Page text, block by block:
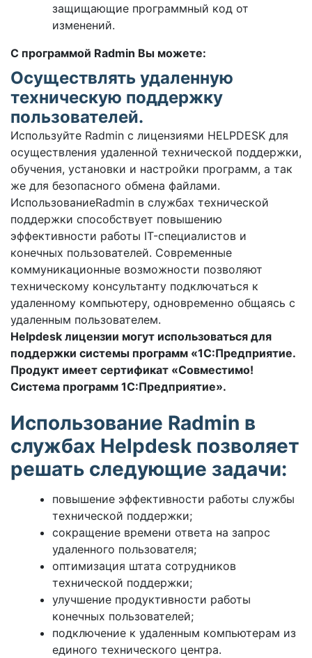
защищающие программный код от
изменений.
С программой Radmin Вы можете:
Осуществлять удаленную
техническую поддержку
пользователей.
Используйте Radmin с лицензиями HELPDESK для
осуществления удаленной технической поддержки,
обучения, установки и настройки программ, а так
же для безопасного обмена файлами.
ИспользованиеRadmin в службах технической
поддержки способствует повышению
эффективности работы IT-специалистов и
конечных пользователей. Современные
коммуникационные возможности позволяют
техническому консультанту подключаться к
удаленному компьютеру, одновременно общаясь с
удаленным пользователем.
Helpdesk лицензии могут использоваться для
поддержки системы программ «1С:Предприятие.
Продукт имеет сертификат «Совместимо!
Система программ 1С:Предприятие».
Использование Radmin в
службах Helpdesk позволяет
решать следующие задачи:
повышение эффективности работы службы
технической поддержки;
сокращение времени ответа на запрос
удаленного пользователя;
оптимизация штата сотрудников
технической поддержки;
улучшение продуктивности работы
конечных пользователей;
подключение к удаленным компьютерам из
единого технического центра.